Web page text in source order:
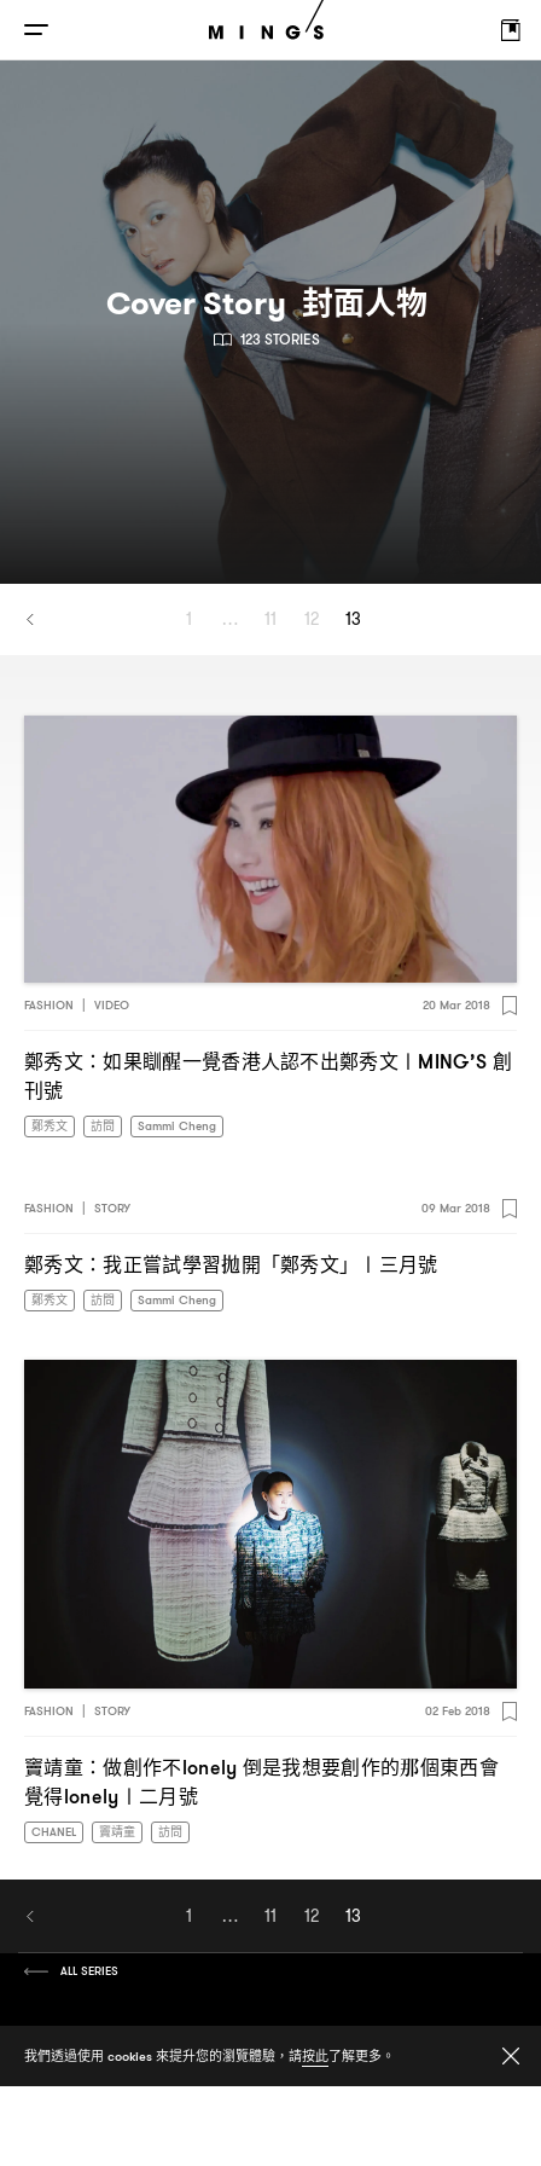
Cover Story封面人物
123 STORIES
1 … 11 12 13
FASHION | VIDEO 20 Mar 2018
鄭秀文：如果瞓醒一覺香港人認不出鄭秀文〡 MING’S 創
刊號
鄭秀文 訪問 Sammi Cheng
FASHION | STORY 09 Mar 2018
鄭秀文：我正嘗試學習拋開「鄭秀文」〡三月號
鄭秀文 訪問 Sammi Cheng
FASHION | STORY 02 Feb 2018
竇靖童：做創作不lonely 倒是我想要創作的那個東西會
覺得lonely 〡二月號
CHANEL 竇靖童 訪問
1 … 11 12 13
ALL SERIES
我們透過使用 cookies 來提升您的瀏覽體驗，請按此了解更多。